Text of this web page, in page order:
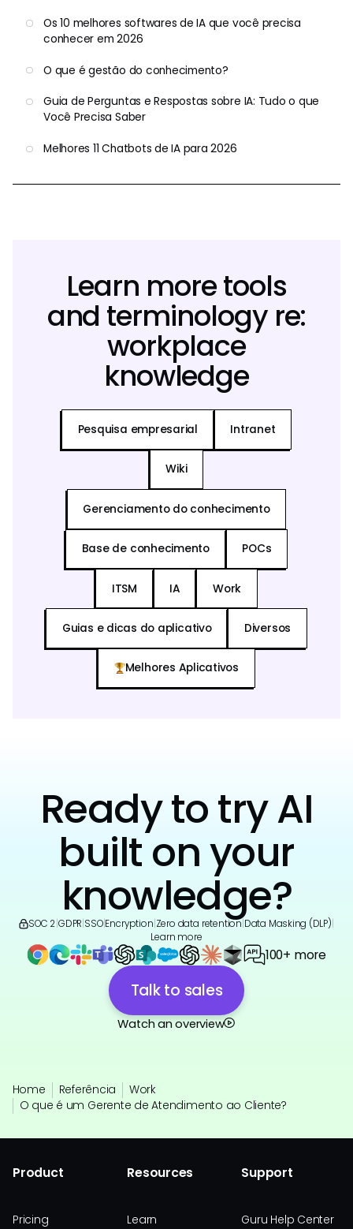
Os 10 melhores softwares de IA que você precisa
conhecer em 2026
O que é gestão do conhecimento?
Guia de Perguntas e Respostas sobre IA: Tudo o que
Você Precisa Saber
Melhores 11 Chatbots de IA para 2026
Learn more tools
and terminology re:
workplace
knowledge
Pesquisa empresarial Intranet
Wiki
Gerenciamento do conhecimento
Base de conhecimento POCs
ITSM IA Work
Guias e dicas do aplicativo Diversos
Melhores Aplicativos
Ready to try AI
built on your
knowledge?
SOC 2 GDPR SSO|Encryption Zero data retention Data Masking (DLP)
Learn more
100+ more
Talk to sales
Watch an overview
Home Referência
Work
O que é um Gerente de Atendimento ao Cliente?
Product
Pricing
Resources
Learn
Support
Guru Help Center